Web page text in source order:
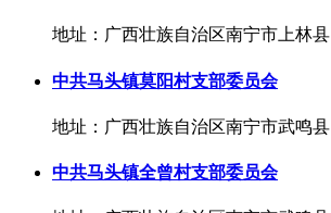
地址：广西壮族自治区南宁市上林县
中共马头镇莫阳村支部委员会
地址：广西壮族自治区南宁市武鸣县
中共马头镇全曾村支部委员会